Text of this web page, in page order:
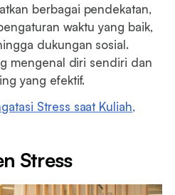
berbagai pendekatan,
waktu yang baik,
dukungan sosial.
mengenal diri sendiri dan
yang efektif.
Stress saat Kuliah,
Stress